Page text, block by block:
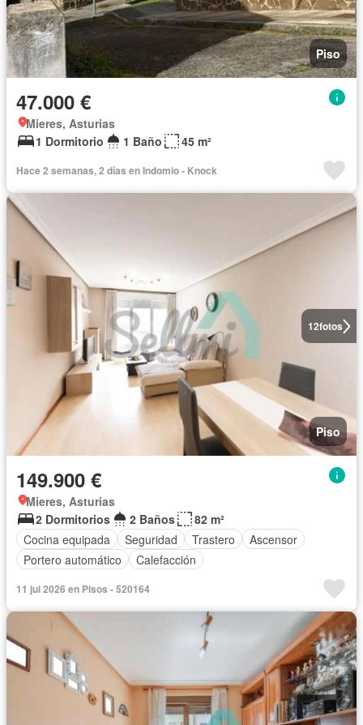
Piso
47.000 €
Mieres, Asturias
1 Dormitorio
1 Baño 45 m²
Hace 2 semanas, 2 días en Indomio - Knock
12fotos
Piso
149.900 €
Mieres, Asturias
2 Dormitorios
2 Baños
82 m²
Cocina equipada
Seguridad Trastero
Ascensor
Portero automático
Calefacción
11 jul 2026 en Pisos - 520164